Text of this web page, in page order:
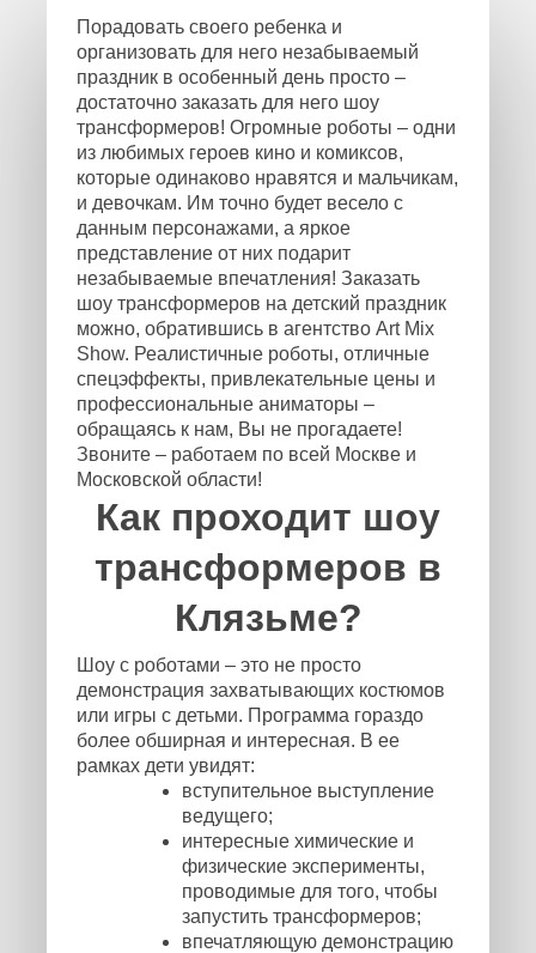
Порадовать своего ребенка и
организовать для него незабываемый
праздник в особенный день просто –
достаточно заказать для него шоу
трансформеров! Огромные роботы – одни
из любимых героев кино и комиксов,
которые одинаково нравятся и мальчикам,
и девочкам. Им точно будет весело с
данным персонажами, а яркое
представление от них подарит
незабываемые впечатления! Заказать
шоу трансформеров на детский праздник
можно, обратившись в агентство Art Mix
Show. Реалистичные роботы, отличные
спецэффекты, привлекательные цены и
профессиональные аниматоры –
обращаясь к нам, Вы не прогадаете!
Звоните – работаем по всей Москве и
Московской области!
Как проходит шоу
трансформеров в
Клязьме?
Шоу с роботами – это не просто
демонстрация захватывающих костюмов
или игры с детьми. Программа гораздо
более обширная и интересная. В ее
рамках дети увидят:
вступительное выступление
ведущего;
интересные химические и
физические эксперименты,
проводимые для того, чтобы
запустить трансформеров;
впечатляющую демонстрацию